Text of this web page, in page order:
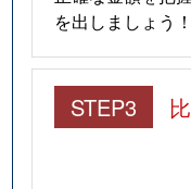
を出しましょう！
STEP3